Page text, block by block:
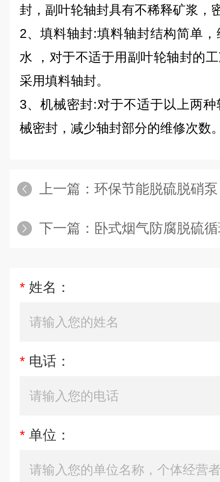
封，副叶轮轴封具有不稀释矿浆，
2、填料轴封:填料轴封结构简单
水 ，对于不适于用副叶轮轴封的
采用填料轴封。
3、机械密封:对于不适于以上两
械密封，减少轴封部分的维修次数
上一篇： 环保节能脱硫脱硝泵
下一篇： 卧式烟气防腐脱硫
* 姓名：
* 电话：
* 单位：